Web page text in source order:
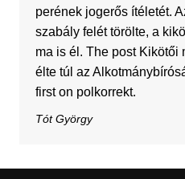
perének jogerős ítéletét.
szabály felét törölte, a
ma is él. The post Kikötői
élte túl az
first on polkorrekt.
Tót György